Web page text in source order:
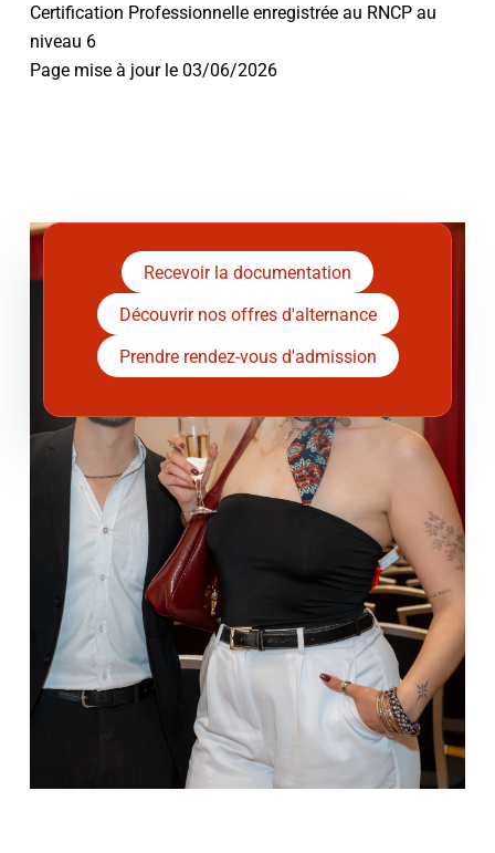
Certification Professionnelle enregistrée au RNCP au
niveau 6
Page mise à jour le 03/06/2026
Recevoir la documentation
Découvrir nos offres d'alternance
Prendre rendez-vous d'admission